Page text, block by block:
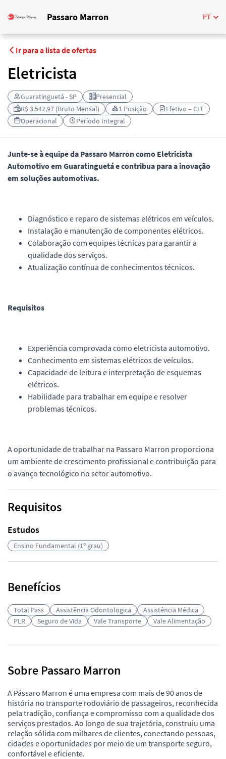
Passaro Marron PT
Ir para a lista de ofertas
Eletricista
Guaratinguetá - SP
Presencial
R$ 3.542,97 (Bruto Mensal)
1 Posição
Efetivo – CLT
Operacional
Período Integral
Junte-se à equipe da Passaro Marron como Eletricista
Automotivo em Guaratinguetá e contribua para a inovação
em soluções automotivas.
Diagnóstico e reparo de sistemas elétricos em veículos.
Instalação e manutenção de componentes elétricos.
Colaboração com equipes técnicas para garantir a
qualidade dos serviços.
Atualização contínua de conhecimentos técnicos.
Requisitos
Experiência comprovada como eletricista automotivo.
Conhecimento em sistemas elétricos de veículos.
Capacidade de leitura e interpretação de esquemas
elétricos.
Habilidade para trabalhar em equipe e resolver
problemas técnicos.
A oportunidade de trabalhar na Passaro Marron proporciona
um ambiente de crescimento profissional e contribuição para
o avanço tecnológico no setor automotivo.
Requisitos
Estudos
Ensino Fundamental (1º grau)
Benefícios
Total Pass Assistência Odontologica
Assistência Médica
PLR
Seguro de Vida Vale Transporte Vale Alimentação
Sobre Passaro Marron
A Pássaro Marron é uma empresa com mais de 90 anos de
história no transporte rodoviário de passageiros, reconhecida
pela tradição, confiança e compromisso com a qualidade dos
serviços prestados. Ao longo de sua trajetória, construiu uma
relação sólida com milhares de clientes, conectando pessoas,
cidades e oportunidades por meio de um transporte seguro,
confortável e eficiente.